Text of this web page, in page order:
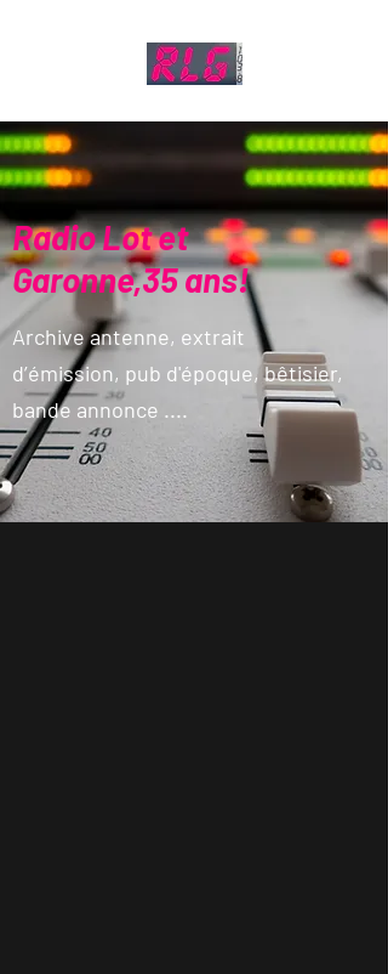
Radio Lot et
Garonne,35 ans!
Archive antenne, extrait
d’émission, pub d'époque, bêtisier,
bande annonce ....